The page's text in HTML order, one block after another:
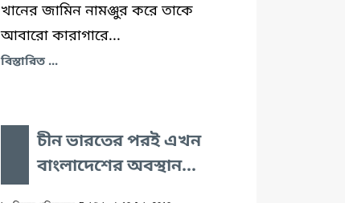
খানের জামিন নামঞ্জুর করে তাকে
আবারো কারাগারে...
বিস্তারিত ...
চীন ভারতের পরই এখন
বাংলাদেশের অবস্থান...